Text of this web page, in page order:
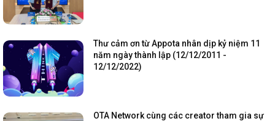
Thư cảm ơn từ Appota nhân dịp kỷ niệm 11
năm ngày thành lập (12/12/2011 -
12/12/2022)
OTA Network cùng các creator tham gia sự